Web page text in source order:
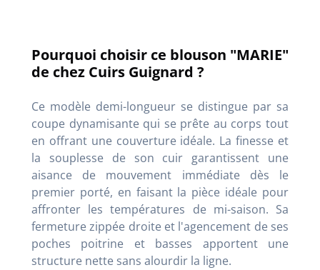
Pourquoi choisir ce blouson "MARIE"
de chez Cuirs Guignard ?
Ce modèle demi-longueur se distingue par sa
coupe dynamisante qui se prête au corps tout
en offrant une couverture idéale. La finesse et
la souplesse de son cuir garantissent une
aisance de mouvement immédiate dès le
premier porté, en faisant la pièce idéale pour
affronter les températures de mi-saison. Sa
fermeture zippée droite et l'agencement de ses
poches poitrine et basses apportent une
structure nette sans alourdir la ligne.